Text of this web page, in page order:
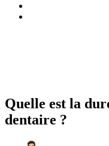
Quelle est la
dentaire ?